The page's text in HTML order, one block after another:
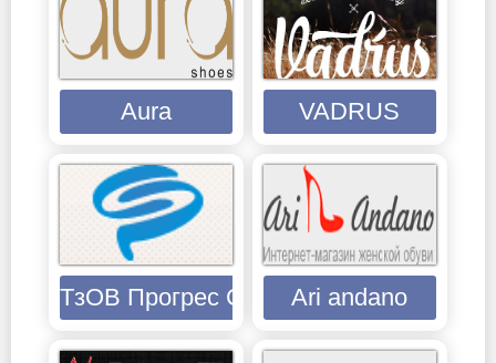
Aura VADRUS
ТзОВ Прогрес СервісAri andano